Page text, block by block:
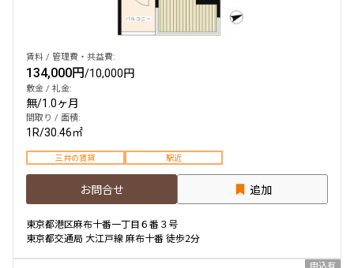
賃料 / 管理費・共益費:
134,000円/10,000円
敷金 / 礼金:
無/1.0ヶ月
間取り / 面積:
1R/30.46㎡
三井の賃貸 駅近
お問合せ 追加
東京都港区麻布十番一丁目６番３号
東京都交通局 大江戸線 麻布十番 徒歩2分
申込有